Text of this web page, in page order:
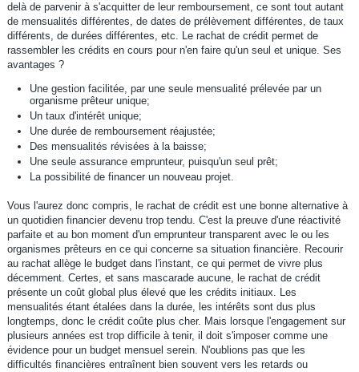
delà de parvenir à s'acquitter de leur remboursement, ce sont tout autant
de mensualités différentes, de dates de prélèvement différentes, de taux
différents, de durées différentes, etc. Le rachat de crédit permet de
rassembler les crédits en cours pour n'en faire qu'un seul et unique. Ses
avantages ?
Une gestion facilitée, par une seule mensualité prélevée par un
organisme prêteur unique;
Un taux d'intérêt unique;
Une durée de remboursement réajustée;
Des mensualités révisées à la baisse;
Une seule assurance emprunteur, puisqu'un seul prêt;
La possibilité de financer un nouveau projet.
Vous l'aurez donc compris, le rachat de crédit est une bonne alternative à
un quotidien financier devenu trop tendu. C'est la preuve d'une réactivité
parfaite et au bon moment d'un emprunteur transparent avec le ou les
organismes prêteurs en ce qui concerne sa situation financière. Recourir
au rachat allège le budget dans l'instant, ce qui permet de vivre plus
décemment. Certes, et sans mascarade aucune, le rachat de crédit
présente un coût global plus élevé que les crédits initiaux. Les
mensualités étant étalées dans la durée, les intérêts sont dus plus
longtemps, donc le crédit coûte plus cher. Mais lorsque l'engagement sur
plusieurs années est trop difficile à tenir, il doit s'imposer comme une
évidence pour un budget mensuel serein. N'oublions pas que les
difficultés financières entraînent bien souvent vers les retards ou